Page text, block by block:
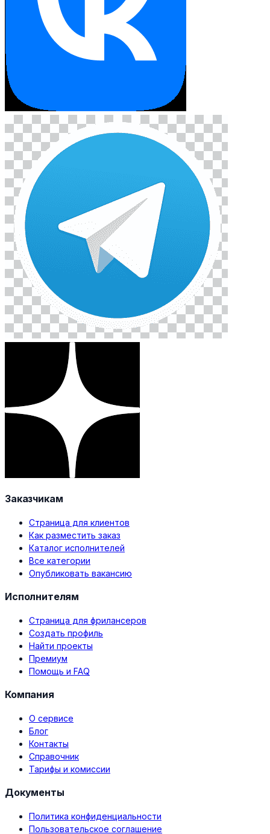
Заказчикам
Страница для клиентов
Как разместить заказ
Каталог исполнителей
Все категории
Опубликовать вакансию
Исполнителям
Страница для фрилансеров
Создать профиль
Найти проекты
Премиум
Помощь и FAQ
Компания
О сервисе
Блог
Контакты
Справочник
Тарифы и комиссии
Документы
Политика конфиденциальности
Пользовательское соглашение